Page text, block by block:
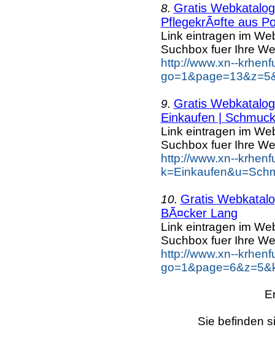
8. Gratis
PflegekrÃ¤fte aus
Link eintragen im
Suchbox fuer Ihre
http://www.xn--
9. Gratis
Einkaufen | Schmuck
Link eintragen im
Suchbox fuer Ihre
http://www.xn--
10. Gratis
BÃ¤cker Lang
Link eintragen im
Suchbox fuer Ihre
http://www.xn--
Sie befinden